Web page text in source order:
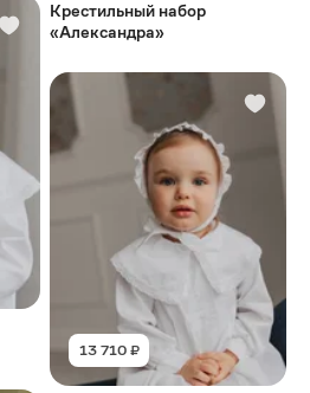
Крестильный набор
«Александра»
13 710 ₽